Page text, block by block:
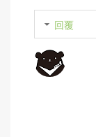
回覆